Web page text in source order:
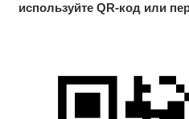
используйте QR-код или